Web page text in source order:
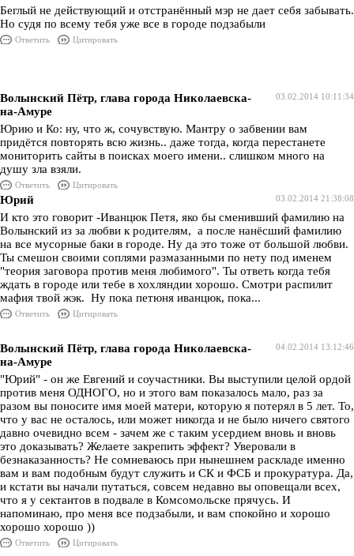
Беглый не действующий и отстранённый мэр не дает себя забывать.
Но судя по всему тебя уже все в городе подзабыли
Ответить Цитировать
03.02.2014 10:11:34
Волынский Пётр, глава города Николаевска-
на-Амуре
Юрию и Ко: ну, что ж, сочувствую. Мантру о забвении вам
придётся повторять всю жизнь.. даже тогда, когда перестанете
мониторить сайты в поисках моего имени.. слишком много на
душу зла взяли.
Ответить
Цитировать
03.02.2014 21:38:08
Юрий
И кто это говорит -Иванцюк Петя, яко бы сменивший фамилию на
Волынский из за любви к родителям, а после нанёсший фамилию
на все мусорные баки в городе. Ну да это тоже от большой любви.
Ты смешон своими соплями размазанными по нету под именем
"теория заговора против меня любимого". Ты ответь когда тебя
ждать в городе или тебе в хохляндии хорошо. Смотри распилит
мафия твой жэк. Ну пока петюня иванцюк, пока...
Ответить Цитировать
04.02.2014 13:12:46
Волынский Пётр, глава города Николаевска-
на-Амуре
"Юрий" - он же Евгений и соучастники. Вы выступили целой ордой
против меня ОДНОГО, но и этого вам показалось мало, раз за
разом вы поносите имя моей матери, которую я потерял в 5 лет. То,
что у вас не осталось, или может никогда и не было ничего святого
давно очевидно всем - зачем же с таким усердием вновь и вновь
это доказывать? Желаете закрепить эффект? Уверовали в
безнаказанность? Не сомневаюсь при нынешнем раскладе именно
вам и вам подобным будут служить и СК и ФСБ и прокуратура. Да,
и кстати вы начали путаться, совсем недавно вы оповещали всех,
что я у сектантов в подвале в Комсомольске прячусь. И
напоминаю, про меня все подзабыли, и вам спокойно и хорошо
хорошо хорошо ))
Ответить Цитировать